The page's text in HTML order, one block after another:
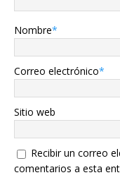
Nombre*
Correo electrónico*
Sitio web
Recibir un correo
comentarios a esta